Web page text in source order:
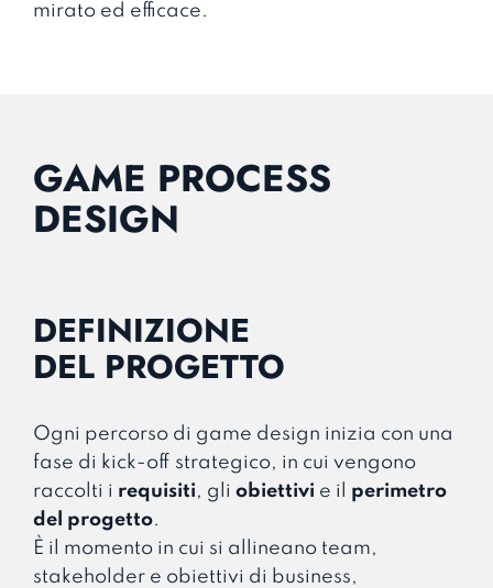
mirato ed efficace.
GAME PROCESS
DESIGN
DEFINIZIONE
DEL PROGETTO
Ogni percorso di game design inizia con una
fase di kick-off strategico, in cui vengono
raccolti i requisiti, gli obiettivi e il perimetro
del progetto.
È il momento in cui si allineano team,
stakeholder e obiettivi di business,